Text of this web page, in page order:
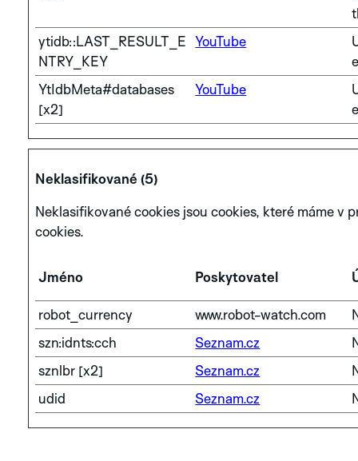
ytidb::LAST_RESULT_E
NTRY_KEY
YouTube
YtIdbMeta#databases
[x2]
YouTube
Neklasifikované (5)
Neklasifikované cookies jsou cookies, které máme
cookies.
Jméno Poskytovatel
robot_currency www.robot-watch.com
szn:idnts:cch
Seznam.cz
sznlbr [x2]
Seznam.cz
udid
Seznam.cz